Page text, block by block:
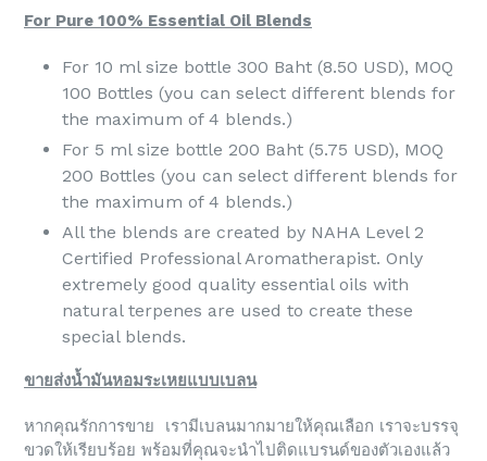
For Pure 100% Essential Oil Blends
For 10 ml size bottle 300 Baht (8.50 USD), MOQ
100 Bottles (you can select different blends for
the maximum of 4 blends.)
For 5 ml size bottle 200 Baht (5.75 USD), MOQ
200 Bottles (you can select different blends for
the maximum of 4 blends.)
All the blends are created by NAHA Level 2
Certified Professional Aromatherapist. Only
extremely good quality essential oils with
natural terpenes are used to create these
special blends.
ขายส่งน้ำมันหอมระเหยแบบเบลน
หากคุณรักการขาย เรามีเบลนมากมายให้คุณเลือก เราจะบรรจุ
ขวดให้เรียบร้อย พร้อมที่คุณจะนำไปติดแบรนด์ของตัวเองแล้ว